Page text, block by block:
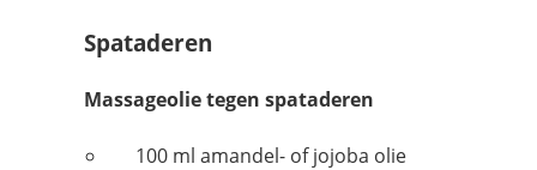
Spataderen
Massageolie tegen spataderen
100 ml amandel- of jojoba olie